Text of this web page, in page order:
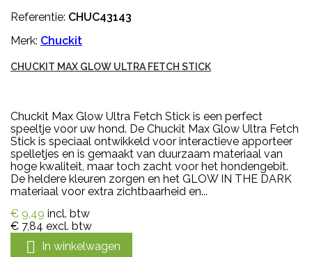
Referentie: CHUC43143
Merk: Chuckit
CHUCKIT MAX GLOW ULTRA FETCH STICK
Chuckit Max Glow Ultra Fetch Stick is een perfect
speeltje voor uw hond. De Chuckit Max Glow Ultra Fetch
Stick is speciaal ontwikkeld voor interactieve apporteer
spelletjes en is gemaakt van duurzaam materiaal van
hoge kwaliteit, maar toch zacht voor het hondengebit.
De heldere kleuren zorgen en het GLOW IN THE DARK
materiaal voor extra zichtbaarheid en...
€ 9,49 incl. btw
€ 7,84 excl. btw
 In winkelwagen